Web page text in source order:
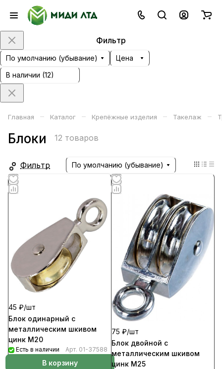
Фильтр
По умолчанию (убывание)
Цена
В наличии (12)
Главная – Каталог – Крепёжные изделия – Такелаж –
Блоки 12 товаров
Фильтр По умолчанию (убывание)
45 ₽/шт
Блок одинарный с
металлическим шкивом
цинк М20
Есть в наличии Арт. 01-37588
В корзину
75 ₽/шт
Блок двойной с
металлическим шкивом
цинк М25